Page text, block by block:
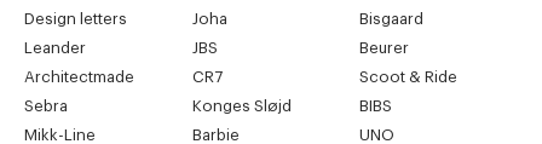
Design letters
Joha
Bisgaard
Leander
JBS
Beurer
Architectmade
CR7
Scoot & Ride
Sebra
Konges Sløjd
BIBS
Mikk-Line
Barbie UNO